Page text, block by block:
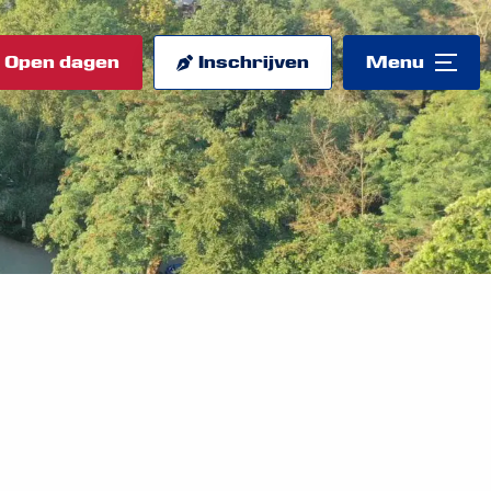
Open dagen Inschrijven Menu